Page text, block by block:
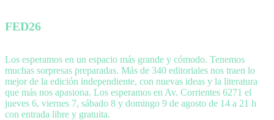
FED26
Los esperamos en un espacio más grande y cómodo. Tenemos
muchas sorpresas preparadas. Más de 340 editoriales nos traen lo
mejor de la edición independiente, con nuevas ideas y la literatura
que más nos apasiona. Los esperamos en Av. Corrientes 6271 el
jueves 6, viernes 7, sábado 8 y domingo 9 de agosto de 14 a 21 h
con entrada libre y gratuita.